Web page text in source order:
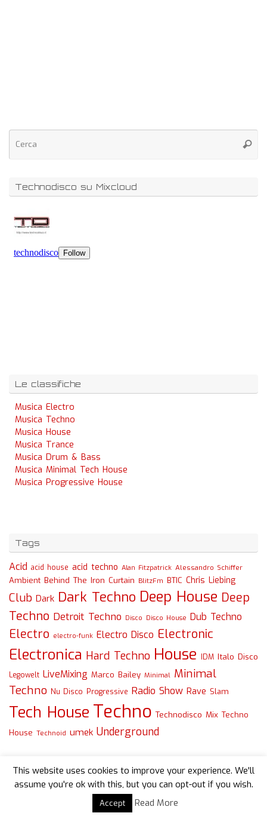
Technodisco su Mixcloud
Le classifiche
Musica Electro
Musica Techno
Musica House
Musica Trance
Musica Drum & Bass
Musica Minimal Tech House
Musica Progressive House
Tags
Acid acid house acid techno Alan Fitzpatrick Alessandro Schiffer
Ambient Behind The Iron Curtain BlitzFm BTIC Chris Liebing
Club Dark Dark Techno Deep House Deep
Techno Detroit Techno Disco Disco House Dub Techno
Electro electro-funk Electro Disco Electronic
Electronica Hard Techno House IDM Italo Disco
Legowelt LiveMixing Marco Bailey Minimal Minimal
Techno Nu Disco Progressive Radio Show Rave Slam
Tech House Techno Technodisco Mix Techno
House Technoid umek Underground
Powered byTempera
This website uses cookies to improve your experience. We'll
assume you're ok with this, but you can opt-out if you wish.
Accept Read More